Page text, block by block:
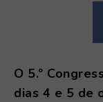
O 5.º
dias 4 e 5 de